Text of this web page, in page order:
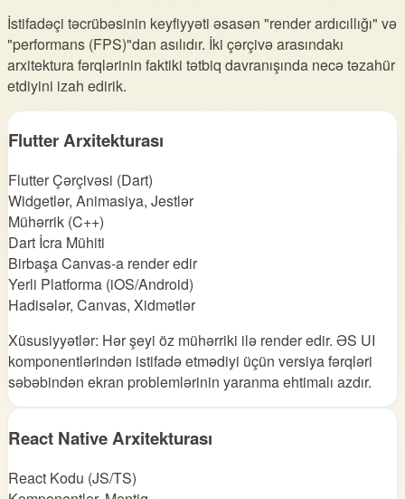
İstifadəçi təcrübəsinin keyfiyyəti əsasən "render ardıcıllığı" və
"performans (FPS)"dan asılıdır. İki çərçivə arasındakı
arxitektura fərqlərinin faktiki tətbiq davranışında necə təzahür
etdiyini izah edirik.
Flutter Arxitekturası
Flutter Çərçivəsi (Dart)
Widgetlər, Animasiya, Jestlər
Mühərrik (C++)
Dart İcra Mühiti
Birbaşa Canvas-a render edir
Yerli Platforma (iOS/Android)
Hadisələr, Canvas, Xidmətlər
Xüsusiyyətlər: Hər şeyi öz mühərriki ilə render edir. ƏS UI
komponentlərindən istifadə etmədiyi üçün versiya fərqləri
səbəbindən ekran problemlərinin yaranma ehtimalı azdır.
React Native Arxitekturası
React Kodu (JS/TS)